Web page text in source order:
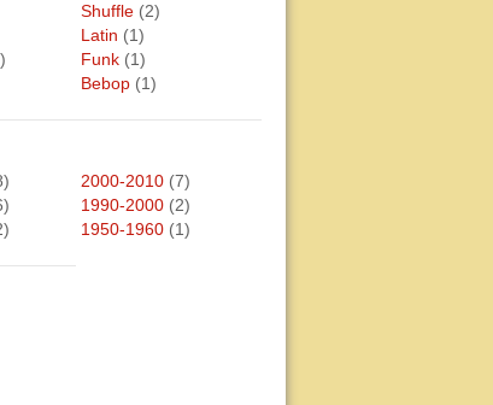
Shuffle (2)
Latin (1)
Funk (1)
Bebop (1)
2000-2010 (7)
1990-2000 (2)
1950-1960 (1)